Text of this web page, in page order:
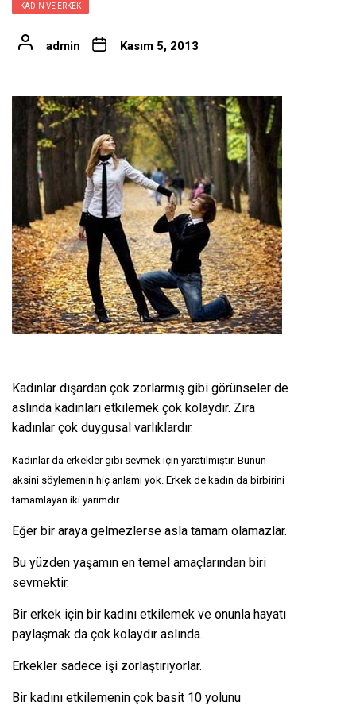
KADIN VE ERKEK
admin Kasım 5, 2013
Kadınlar dışardan çok zorlarmış gibi görünseler de
aslında kadınları etkilemek çok kolaydır. Zira
kadınlar çok duygusal varlıklardır.
Kadınlar da erkekler gibi sevmek için yaratılmıştır. Bunun
aksini söylemenin hiç anlamı yok. Erkek de kadın da birbirini
tamamlayan iki yarımdır.
Eğer bir araya gelmezlerse asla tamam olamazlar.
Bu yüzden yaşamın en temel amaçlarından biri
sevmektir.
Bir erkek için bir kadını etkilemek ve onunla hayatı
paylaşmak da çok kolaydır aslında.
Erkekler sadece işi zorlaştırıyorlar.
Bir kadını etkilemenin çok basit 10 yolunu